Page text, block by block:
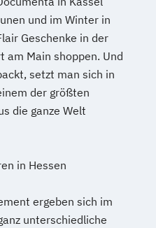
und im Winter in
Geschenke in der
am Main shoppen. Und
setzt man sich in
der größten
die ganze Welt
in Hessen
ergeben sich im
unterschiedliche